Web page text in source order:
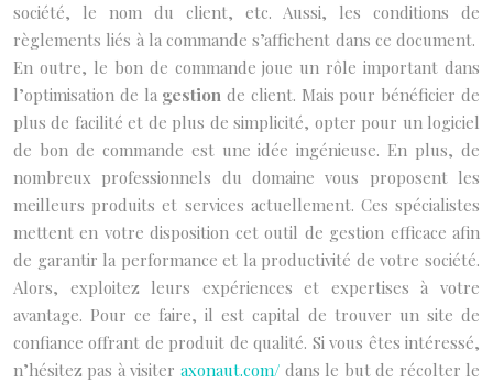
société, le nom du client, etc. Aussi, les conditions de
règlements liés à la commande s’affichent dans ce document.
En outre, le bon de commande joue un rôle important dans
l’optimisation de la gestion de client. Mais pour bénéficier de
plus de facilité et de plus de simplicité, opter pour un logiciel
de bon de commande est une idée ingénieuse. En plus, de
nombreux professionnels du domaine vous proposent les
meilleurs produits et services actuellement. Ces spécialistes
mettent en votre disposition cet outil de gestion efficace afin
de garantir la performance et la productivité de votre société.
Alors, exploitez leurs expériences et expertises à votre
avantage. Pour ce faire, il est capital de trouver un site de
confiance offrant de produit de qualité. Si vous êtes intéressé,
n’hésitez pas à visiter axonaut.com/ dans le but de récolter le